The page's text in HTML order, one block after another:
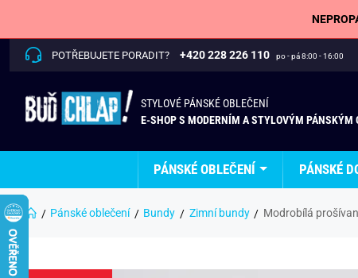
POTŘEBUJETE PORADIT? +420 228 226 110 po - pá 8:00 - 16:00
STYLOVÉ PÁNSKÉ OBLEČENÍ
E-SHOP S MODERNÍM A STYLOVÝM PÁNSKÝM
PÁNSKÉ OBLEČENÍ PÁNSKÉ
Pánské oblečení Bundy Zimní bundy Modrobílá